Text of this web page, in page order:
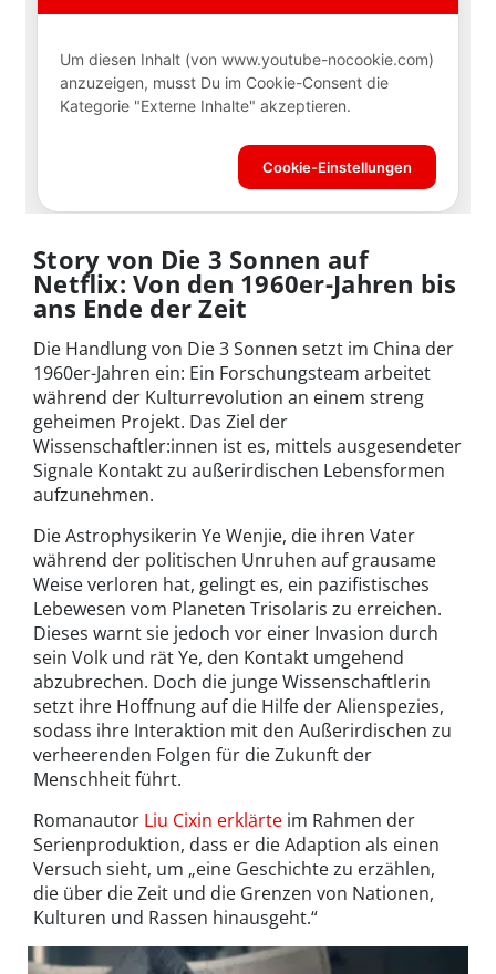
Story von Die 3 Sonnen auf
Netflix: Von den 1960er-Jahren bis
ans Ende der Zeit
Die Handlung von Die 3 Sonnen setzt im China der
1960er-Jahren ein: Ein Forschungsteam arbeitet
während der Kulturrevolution an einem streng
geheimen Projekt. Das Ziel der
Wissenschaftler:innen ist es, mittels ausgesendeter
Signale Kontakt zu außerirdischen Lebensformen
aufzunehmen.
Die Astrophysikerin Ye Wenjie, die ihren Vater
während der politischen Unruhen auf grausame
Weise verloren hat, gelingt es, ein pazifistisches
Lebewesen vom Planeten Trisolaris zu erreichen.
Dieses warnt sie jedoch vor einer Invasion durch
sein Volk und rät Ye, den Kontakt umgehend
abzubrechen. Doch die junge Wissenschaftlerin
setzt ihre Hoffnung auf die Hilfe der Alienspezies,
sodass ihre Interaktion mit den Außerirdischen zu
verheerenden Folgen für die Zukunft der
Menschheit führt.
Romanautor Liu Cixin erklärte im Rahmen der
Serienproduktion, dass er die Adaption als einen
Versuch sieht, um „eine Geschichte zu erzählen,
die über die Zeit und die Grenzen von Nationen,
Kulturen und Rassen hinausgeht.“